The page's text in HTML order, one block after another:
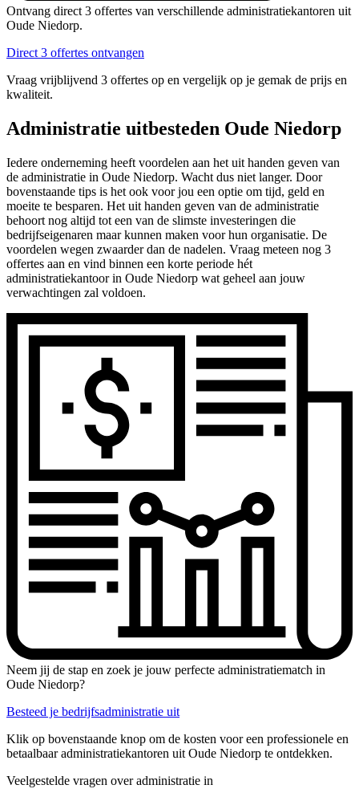
Ontvang direct 3 offertes van verschillende administratiekantoren uit
Oude Niedorp.
Direct 3 offertes ontvangen
Vraag vrijblijvend 3 offertes op en vergelijk op je gemak de prijs en
kwaliteit.
Administratie uitbesteden Oude Niedorp
Iedere onderneming heeft voordelen aan het uit handen geven van
de administratie in Oude Niedorp. Wacht dus niet langer. Door
bovenstaande tips is het ook voor jou een optie om tijd, geld en
moeite te besparen. Het uit handen geven van de administratie
behoort nog altijd tot een van de slimste investeringen die
bedrijfseigenaren maar kunnen maken voor hun organisatie. De
voordelen wegen zwaarder dan de nadelen. Vraag meteen nog 3
offertes aan en vind binnen een korte periode hét
administratiekantoor in Oude Niedorp wat geheel aan jouw
verwachtingen zal voldoen.
Neem jij de stap en zoek je jouw perfecte administratiematch in
Oude Niedorp?
Besteed je bedrijfsadministratie uit
Klik op bovenstaande knop om de kosten voor een professionele en
betaalbaar administratiekantoren uit Oude Niedorp te ontdekken.
Veelgestelde vragen over administratie in